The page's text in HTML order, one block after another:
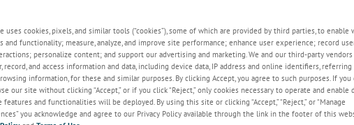
uses cookies, pixels, and similar tools (“cookies”), some of which are provided by third parties, to enable
and functionality; measure, analyze, and improve site performance; enhance user experience; record
personalize content; and support our advertising and marketing. We and our third-party vendors
record, and access information and data, including device data, IP address and online identifiers, referring
information, for these and similar purposes. By clicking Accept, you agree to such purposes. If you
our site without clicking “Accept,” or if you click “Reject,” only cookies necessary to operate and enable
features and functionalities will be deployed. By using this site or clicking “Accept,” “Reject,” or “Manage
you acknowledge and agree to our Privacy Policy available through the link in the footer of this